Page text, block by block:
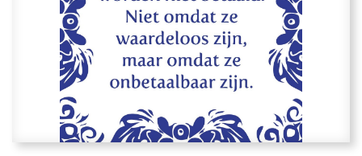
Geschenkjes
Zoeken
Blogs